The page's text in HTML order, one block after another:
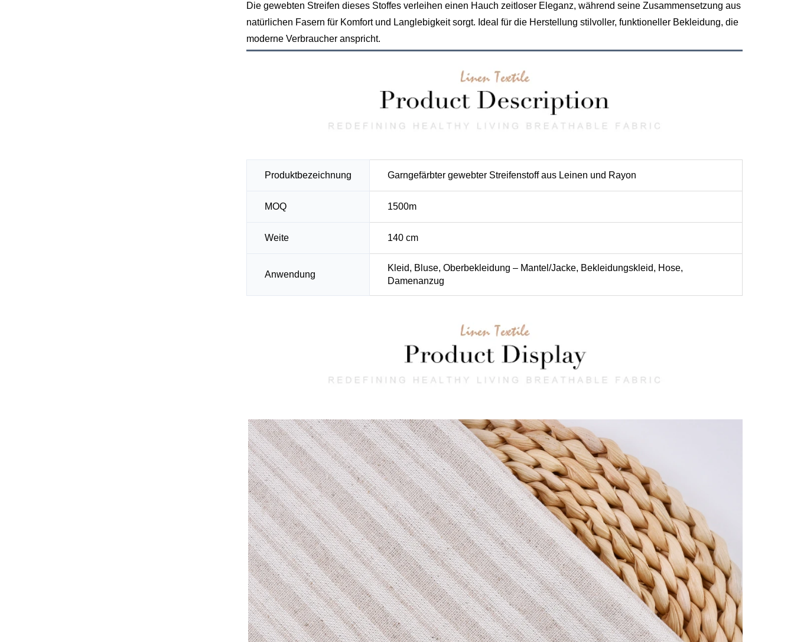
Die gewebten Streifen dieses Stoffes verleihen einen Hauch zeitloser Eleganz, während seine Zusammensetzung aus
natürlichen Fasern für Komfort und Langlebigkeit sorgt. Ideal für die Herstellung stilvoller, funktioneller Bekleidung, die
moderne Verbraucher anspricht.
Produktbezeichnung Garngefärbter gewebter Streifenstoff aus Leinen und Rayon
MOQ 1500m
Weite 140 cm
Anwendung
Kleid, Bluse, Oberbekleidung – Mantel/Jacke, Bekleidungskleid, Hose,
Damenanzug